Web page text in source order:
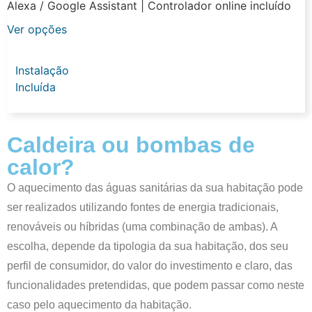
Alexa / Google Assistant | Controlador online incluído
Ver opções
Instalação
Incluída
Caldeira ou bombas de
calor?
O aquecimento das águas sanitárias da sua habitação pode
ser realizados utilizando fontes de energia tradicionais,
renováveis ou híbridas (uma combinação de ambas). A
escolha, depende da tipologia da sua habitação, dos seu
perfil de consumidor, do valor do investimento e claro, das
funcionalidades pretendidas, que podem passar como neste
caso pelo aquecimento da habitação.